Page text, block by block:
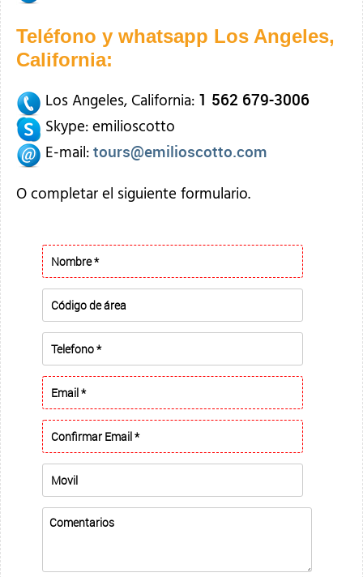
Teléfono y whatsapp Los Angeles,
California:
Los Angeles, California: 1 562 679-3006
Skype: emilioscotto
E-mail: tours@emilioscotto.com
O completar el siguiente formulario.